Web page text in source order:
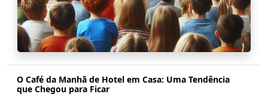
O Café da Manhã de Hotel em Casa: Uma Tendência
que Chegou para Ficar